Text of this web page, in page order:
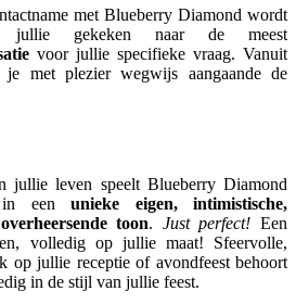
met Blueberry Diamond wordt
jullie gekeken naar de meest
voor jullie specifieke vraag. Vanuit
met plezier wegwijs aangaande de
jullie leven speelt Blueberry Diamond
in eenunieke eigen, intimistische,
toon. Just perfect! Een
volledig op jullie maat! Sfeervolle,
op jullie receptie of avondfeest behoort
in de stijl van jullie feest.